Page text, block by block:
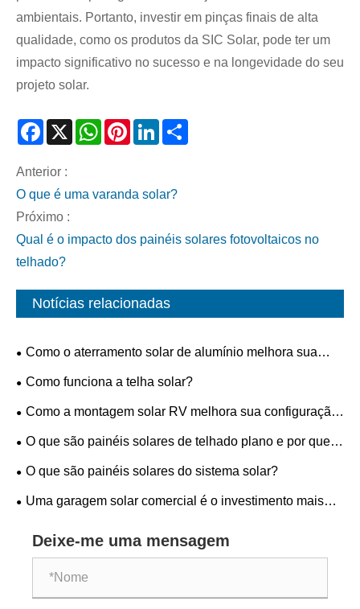
ambientais. Portanto, investir em pinças finais de alta
qualidade, como os produtos da SIC Solar, pode ter um
impacto significativo no sucesso e na longevidade do seu
projeto solar.
Facebook
X WhatsAppPinterestLinkedIn
Anterior :
O que é uma varanda solar?
Próximo :
Qual é o impacto dos painéis solares fotovoltaicos no
telhado?
Notícias relacionadas
Como o aterramento solar de alumínio melhora sua
instalação solar?
Como funciona a telha solar?
Como a montagem solar RV melhora sua configuração
de energia móvel?
O que são painéis solares de telhado plano e por que
são ideais para edifícios modernos?
O que são painéis solares do sistema solar?
Uma garagem solar comercial é o investimento mais
Deixe-me uma mensagem